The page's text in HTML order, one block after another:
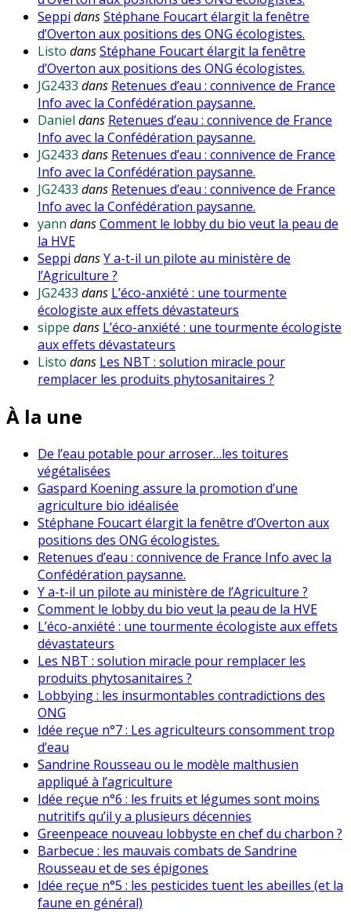
Seppi dansStéphane Foucart élargit la fenêtre
d’Overton aux positions des ONG écologistes.
Listo dansStéphane Foucart élargit la fenêtre
d’Overton aux positions des ONG écologistes.
JG2433 dans Retenues d’eau : connivence de France
Info avec la Confédération paysanne.
Daniel dans Retenues d’eau : connivence de France
Info avec la Confédération paysanne.
JG2433 dans Retenues d’eau : connivence de France
Info avec la Confédération paysanne.
JG2433 dans Retenues d’eau : connivence de France
Info avec la Confédération paysanne.
yann dansComment le lobby du bio veut la peau de
la HVE
Seppi dansY a-t-il un pilote au ministère de
l’Agriculture ?
JG2433 dans L’éco-anxiété : une tourmente
écologiste aux effets dévastateurs
sippe dans L’éco-anxiété : une tourmente écologiste
aux effets dévastateurs
Listo dans Les NBT : solution miracle pour
remplacer les produits phytosanitaires ?
À la une
De l’eau potable pour arroser…les toitures
végétalisées
Gaspard Koening assure la promotion d’une
agriculture bio idéalisée
Stéphane Foucart élargit la fenêtre d’Overton aux
positions des ONG écologistes.
Retenues d’eau : connivence de France Info avec la
Confédération paysanne.
Y a-t-il un pilote au ministère de l’Agriculture ?
Comment le lobby du bio veut la peau de la HVE
L’éco-anxiété : une tourmente écologiste aux effets
dévastateurs
Les NBT : solution miracle pour remplacer les
produits phytosanitaires ?
Lobbying : les insurmontables contradictions des
ONG
Idée reçue n°7 : Les agriculteurs consomment trop
d’eau
Sandrine Rousseau ou le modèle malthusien
appliqué à l’agriculture
Idée reçue n°6 : les fruits et légumes sont moins
nutritifs qu’il y a plusieurs décennies
Greenpeace nouveau lobbyste en chef du charbon ?
Barbecue : les mauvais combats de Sandrine
Rousseau et de ses épigones
Idée reçue n°5 : les pesticides tuent les abeilles (et la
faune en général)